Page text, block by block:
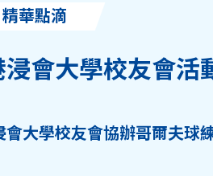
精華點滴
會大學校友會活
會大學校友會協辦哥爾夫球